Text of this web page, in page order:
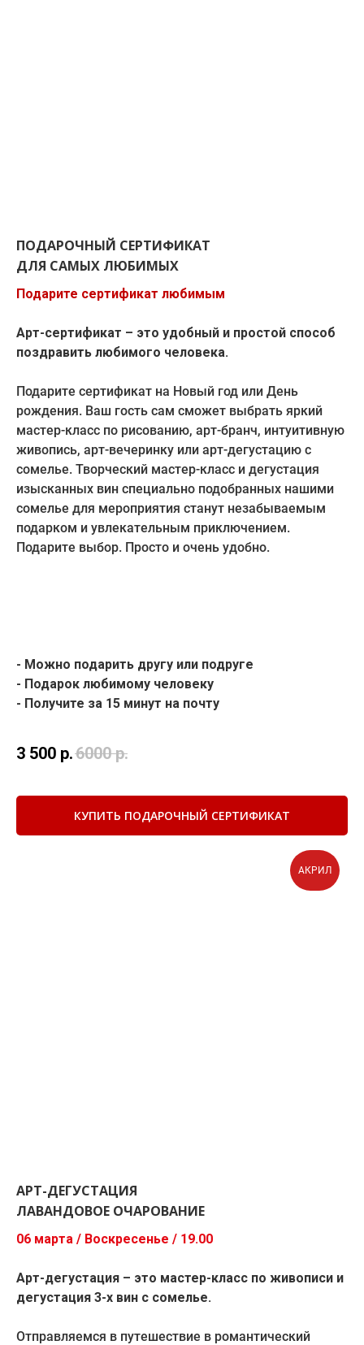
ПОДАРОЧНЫЙ СЕРТИФИКАТ
ДЛЯ САМЫХ ЛЮБИМЫХ
Подарите сертификат любимым
Арт-сертификат – это удобный и простой способ
поздравить любимого человека.
Подарите сертификат на Новый год или День
рождения. Ваш гость сам сможет выбрать яркий
мастер-класс по рисованию, арт-бранч, интуитивную
живопись, арт-вечеринку или арт-дегустацию с
сомелье. Творческий мастер-класс и дегустация
изысканных вин специально подобранных нашими
сомелье для мероприятия станут незабываемым
подарком и увлекательным приключением.
Подарите выбор. Просто и очень удобно.
- Можно подарить другу или подруге
- Подарок любимому человеку
- Получите за 15 минут на почту
3 500 р.6000 р.
КУПИТЬ ПОДАРОЧНЫЙ СЕРТИФИКАТ
АКРИЛ
АРТ-ДЕГУСТАЦИЯ
ЛАВАНДОВОЕ ОЧАРОВАНИЕ
06 марта / Воскресенье / 19.00
Арт-дегустация – это мастер-класс по живописи и
дегустация 3-х вин с сомелье.
Отправляемся в путешествие в романтический